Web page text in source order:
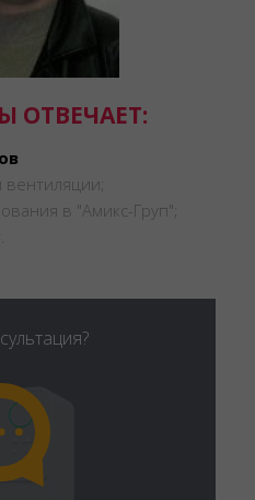
ОТВЕЧАЕТ:
вентиляции;
в "Амикс-Груп";